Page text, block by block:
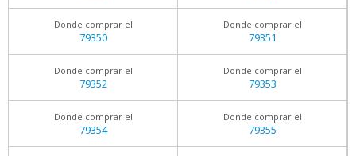
Donde comprar el
79350
Donde comprar el
79351
Donde comprar el
79352
Donde comprar el
79353
Donde comprar el
79354
Donde comprar el
79355